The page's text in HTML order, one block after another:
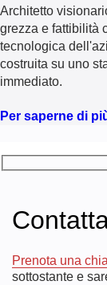
Architetto
grezza e fattibilità
tecnologica
costruita su uno
immediato.
Per saperne di
Prenota una
sottostante e